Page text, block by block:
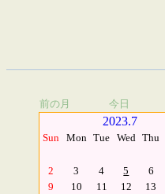
前の月 今日
2023.7
Sun Mon Tue Wed Thu
2
3 4 5 6
9
10 11 12 13